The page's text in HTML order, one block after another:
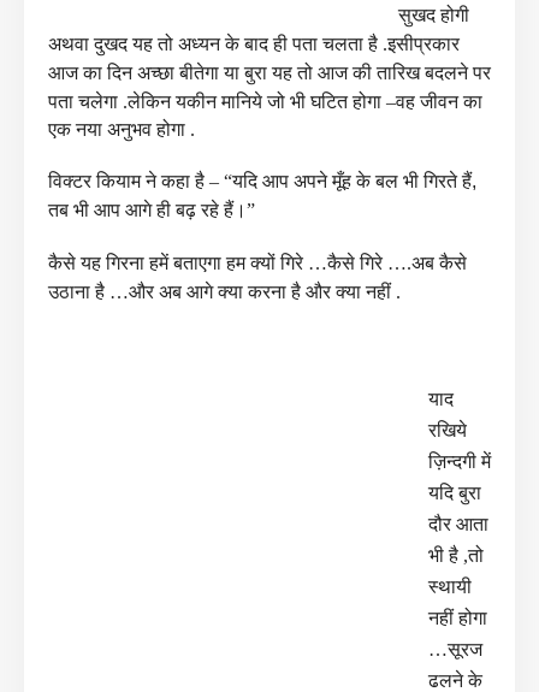
सुखद होगी
अथवा दुखद यह तो अध्यन के बाद हीपता चलता है .इसीप्रकार
आज का दिन अच्छा बीतेगा या बुरा यह तो आज की तारिख बदलने पर
पताचलेगा .लेकिन यकीन मानिये जो भी घटित होगा –वह जीवन का
एक नया अनुभव होगा .
विक्टर कियाम ने कहा है – “यदि आप अपने मूँह के बल भी गिरते हैं,
तब भी आप आगे ही बढ़ रहे हैं।”
कैसे यह गिरना हमें बताएगा हम क्यों गिरे …कैसे गिरे ….अब कैसे
उठाना है …और अब आगे क्याकरना है और क्या नहीं .
याद
रखिये
ज़िन्दगी में
यदि बुरा
दौर आता
भी है ,तो
स्थायी
नहीं होगा
…सूरज
ढलने के